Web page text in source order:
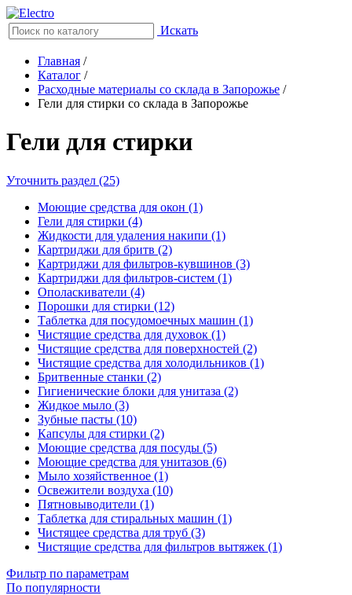
Искать
Главная /
Каталог /
Расходные материалы со склада в Запорожье /
Гели для стирки со склада в Запорожье
Гели для стирки
Уточнить раздел (25)
Моющие средства для окон (1)
Гели для стирки (4)
Жидкости для удаления накипи (1)
Картриджи для бритв (2)
Картриджи для фильтров-кувшинов (3)
Картриджи для фильтров-систем (1)
Ополаскиватели (4)
Порошки для стирки (12)
Таблетка для посудомоечных машин (1)
Чистящие средства для духовок (1)
Чистящие средства для поверхностей (2)
Чистящие средства для холодильников (1)
Бритвенные станки (2)
Гигиенические блоки для унитаза (2)
Жидкое мыло (3)
Зубные пасты (10)
Капсулы для стирки (2)
Моющие средства для посуды (5)
Моющие средства для унитазов (6)
Мыло хозяйственное (1)
Освежители воздуха (10)
Пятновыводители (1)
Таблетка для стиральных машин (1)
Чистящее средства для труб (3)
Чистящие средства для фильтров вытяжек (1)
Фильтр по параметрам
По популярности